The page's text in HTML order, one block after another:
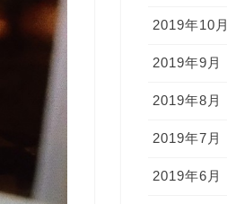
2019年10月
2019年9月
2019年8月
2019年7月
2019年6月